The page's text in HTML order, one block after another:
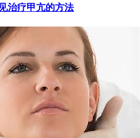
治疗甲亢的方法